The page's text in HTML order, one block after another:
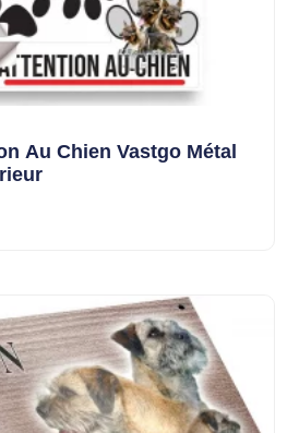
Au Chien Vastgo Métal